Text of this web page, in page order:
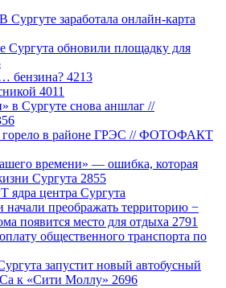
Сургуте заработала онлайн-карта
Сургута обновили площадку для
бензина? 4213
4011
в Сургуте снова аншлаг //
горело в районе ГРЭС // ФОТОФАКТ
времени» — ошибка, которая
Сургута 2855
ядра центра Сургута
начали преображать территорию −
появится место для отдыха 2791
общественного транспорта по
запустит новый автобусный
к «Сити Моллу» 2696